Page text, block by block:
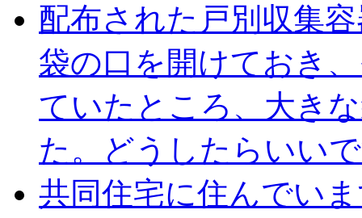
配布された戸別収集
袋の口を開けておき
ていたところ、大き
た。どうしたらいい
共同住宅に住んでい